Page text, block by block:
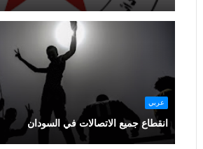
عربي
انقطاع جميع الاتصالات في السودان